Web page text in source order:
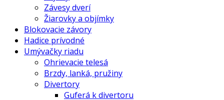
Závesy dverí
Žiarovky a objímky
Blokovacie závory
Hadice prívodné
Umývačky riadu
Ohrievacie telesá
Brzdy, lanká, pružiny
Divertory
Guferá k divertoru